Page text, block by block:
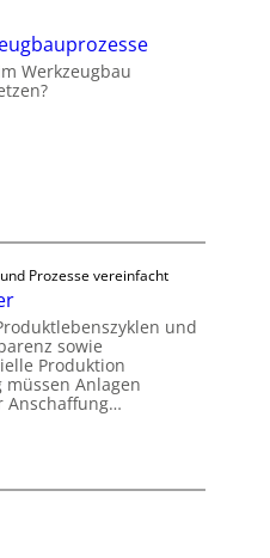
Werkzeugbau
Prozesse vereinfacht
und
sowie
Produktion
Anlagen
Anschaffung…